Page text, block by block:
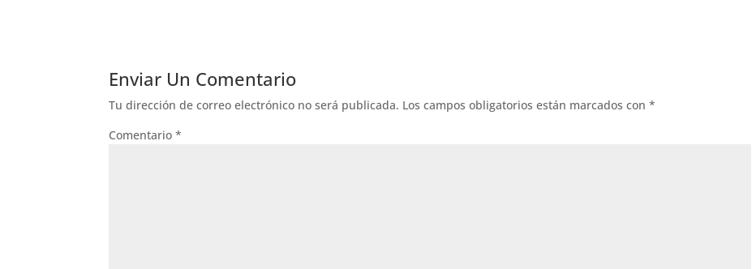
Enviar Un Comentario
Tu dirección de correo electrónico no será publicada. Los campos obligatorios están marcados con*
Comentario*